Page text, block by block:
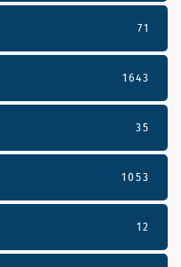
71
1643
35
1053
12